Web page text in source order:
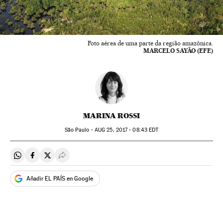
Foto aérea de uma parte da região amazônica.
MARCELO SAYÃO (EFE)
MARINA ROSSI
São Paulo - AUG 25, 2017 - 08:43EDT
Compartir en Whatsapp
Compartir en Facebook
Compartir en Twitter
Desplegar Redes Sociales
Añadir EL PAÍS en Google